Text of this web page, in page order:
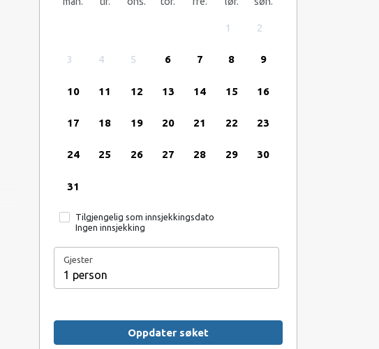
1 2
3 4 5 6 7 8 9
10 11 12 13 14 15 16
17 18 19 20 21 22 23
24 25 26 27 28 29 30
31
Tilgjengelig som innsjekkingsdato
Ingen innsjekking
Gjester
1 person
Oppdater søket